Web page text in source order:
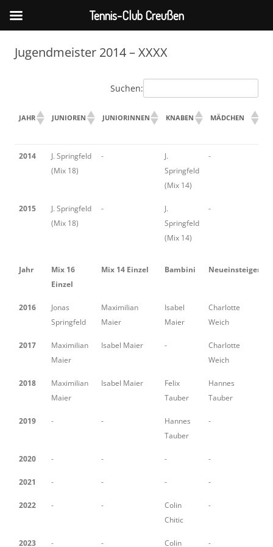
Zum
springen
Jugendmeister 2014 – XXXX
Suchen:
JAHR JUNIOREN JUNIORINNEN KNABEN MÄDCHEN
JAHR JUNIOREN KNABEN
2014
J. Springfeld
(Mix 18)
-
J.
Springfeld
(Mix 14)
-
2015
J. Springfeld
(Mix 18)
-
J.
Springfeld
(Mix 14)
-
Jahr
Mix 16
Einzel
Mix 14 Einzel Bambini Neueinsteiger
2016
Jonas
Springfeld
Maximilian
Maier
Isabel
Maier
Charlotte
Weich
2017
Maximilian
Maier
Isabel Maier -
Charlotte
Weich
2018
Maximilian
Maier
Isabel Maier
Felix
Tauber
Hannes
Tauber
2019 - -
Hannes
Tauber
-
2020 - - - -
2021 - - - -
2022 - -
Colin
Chitic
-
2023 - - Colin -
Tennis-Club Creußen